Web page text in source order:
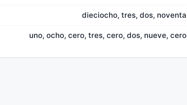
dieciocho, tres, dos, noventa
uno, ocho, cero, tres, cero, dos, nueve, cero